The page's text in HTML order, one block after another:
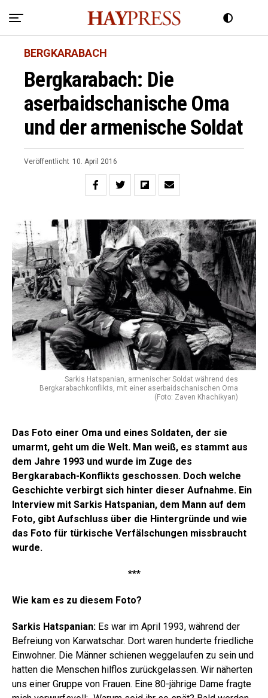
BERGKARABACH
Bergkarabach: Die
aserbaidschanische Oma
und der armenische Soldat
Veröffentlicht 10. April 2016
Sarkis Hatspanian, armenischer Soldat während des
Bergkarabachkonflikts, mit einer aserbaidschanischen Oma
(Foto: Zaven Khachikyan)
Das Foto einer Oma und eines Soldaten, der sie
umarmt, geht um die Welt. Man weiß, es stammt aus
dem Jahre 1993 und wurde im Zuge des
Bergkarabach-Konflikts geschossen. Doch welche
Geschichte verbirgt sich hinter dieser Aufnahme. Ein
Interview mit Sarkis Hatspanian, dem Mann auf dem
Foto, gibt Aufschluss über die Hintergründe und wie
das Foto für türkische Verfälschungen missbraucht
wurde.
***
Wie kam es zu diesem Foto?
Sarkis Hatspanian: Es war im April 1993, während der
Befreiung von Karwatschar. Dort waren hunderte friedliche
Einwohner. Die Männer schienen weggelaufen zu sein und
hatten die Menschen hilflos zurückgelassen. Wir näherten
uns einer Gruppe von Frauen. Eine 80-jährige Dame fragte